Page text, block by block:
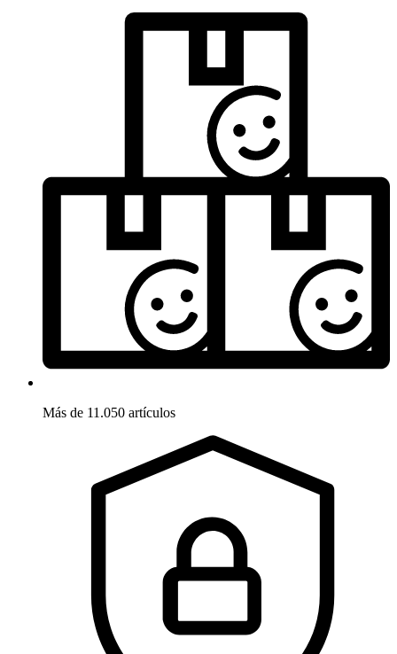
Más de 11.050 artículos